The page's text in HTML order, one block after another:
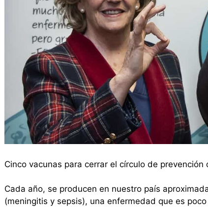
Cinco vacunas para cerrar el círculo de prevención
Cada año, se producen en nuestro país
(meningitis y sepsis), una enfermedad que es